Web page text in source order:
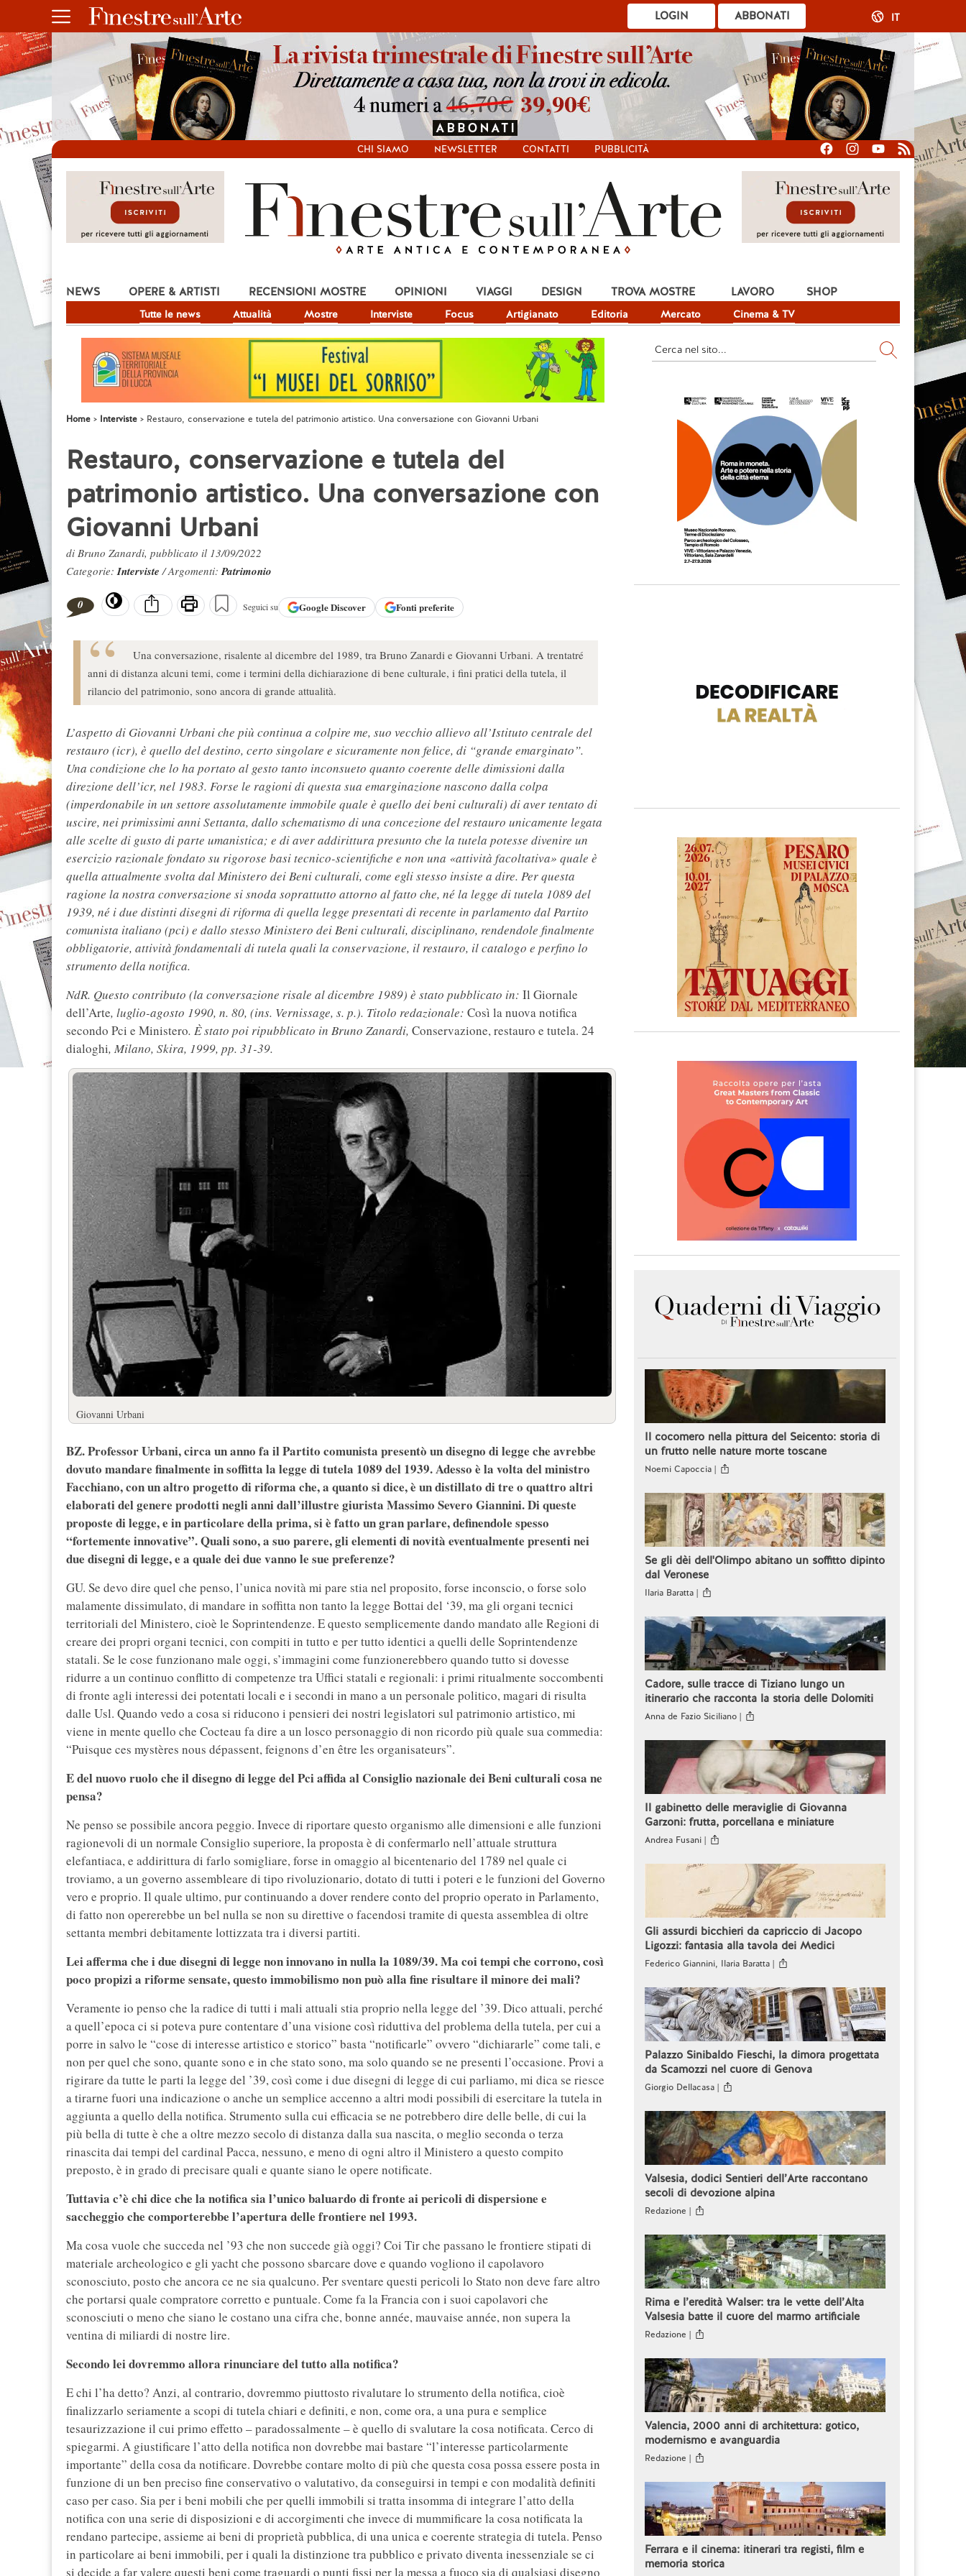
ABBONATI
LOGIN IT
CHI SIAMO NEWSLETTER CONTATTI PUBBLICITÀ
NEWS
Tutte le news Attualità Mostre Interviste Focus Artigianato Editoria Mercato Cinema & TV
OPERE & ARTISTI RECENSIONI MOSTRE OPINIONI VIAGGI DESIGN TROVA MOSTRE LAVORO SHOP
Home Interviste Restauro, conservazione e tutela del patrimonio artistico. Una conversazione con Giovanni Urbani
Restauro, conservazione e tutela del
patrimonio artistico. Una conversazione con
Giovanni Urbani
di Bruno Zanardi, pubblicato il 13/09/2022
Categorie:Interviste/ Argomenti:Patrimonio
0 Seguici su GoogleDiscover Fonti preferite
Una conversazione, risalente al dicembre del 1989, tra Bruno Zanardi e Giovanni Urbani. A trentatré
anni di distanza alcuni temi, come i termini della dichiarazione di bene culturale, i fini pratici della tutela, il
rilancio del patrimonio, sono ancora di grande attualità.
L’aspetto di Giovanni Urbani che più continua a colpire me, suo vecchio allievo all’Istituto centrale del
restauro (icr), è quello del destino, certo singolare e sicuramente non felice, di “grande emarginato”.
Una condizione che lo ha portato al gesto tanto inconsueto quanto coerente delle dimissioni dalla
direzione dell’icr, nel 1983. Forse le ragioni di questa sua emarginazione nascono dalla colpa
(imperdonabile in un settore assolutamente immobile quale è quello dei beni culturali) di aver tentato di
uscire, nei primissimi anni Settanta, dallo schematismo di una concezione del restauro unicamente legata
alle scelte di gusto di parte umanistica; e di aver addirittura presunto che la tutela potesse divenire un
esercizio razionale fondato su rigorose basi tecnico-scientifiche e non una «attività facoltativa» quale è
quella attualmente svolta dal Ministero dei Beni culturali, come egli stesso insiste a dire. Per questa
ragione la nostra conversazione si snoda soprattutto attorno al fatto che, né la legge di tutela 1089 del
1939, né i due distinti disegni di riforma di quella legge presentati di recente in parlamento dal Partito
comunista italiano (pci) e dallo stesso Ministero dei Beni culturali, disciplinano, rendendole finalmente
obbligatorie, attività fondamentali di tutela quali la conservazione, il restauro, il catalogo e perfino lo
strumento della notifica.
NdR. Questo contributo (la conversazione risale al dicembre 1989) è stato pubblicato in: Il Giornale
dell’Arte, luglio-agosto 1990, n. 80, (ins. Vernissage, s. p.). Titolo redazionale: Così la nuova notifica
secondo Pci e Ministero. È stato poi ripubblicato in Bruno Zanardi, Conservazione, restauro e tutela. 24
dialoghi, Milano, Skira, 1999, pp. 31-39.
Giovanni Urbani
BZ. Professor Urbani, circa un anno fa il Partito comunista presentò un disegno di legge che avrebbe
dovuto mandare finalmente in soffitta la legge di tutela 1089 del 1939. Adesso è la volta del ministro
Facchiano, con un altro progetto di riforma che, a quanto si dice, è un distillato di tre o quattro altri
elaborati del genere prodotti negli anni dall’illustre giurista Massimo Severo Giannini. Di queste
proposte di legge, e in particolare della prima, si è fatto un gran parlare, definendole spesso
“fortemente innovative”. Quali sono, a suo parere, gli elementi di novità eventualmente presenti nei
due disegni di legge, e a quale dei due vanno le sue preferenze?
GU. Se devo dire quel che penso, l’unica novità mi pare stia nel proposito, forse inconscio, o forse solo
malamente dissimulato, di mandare in soffitta non tanto la legge Bottai del ‘39, ma gli organi tecnici
territoriali del Ministero, cioè le Soprintendenze. E questo semplicemente dando mandato alle Regioni di
creare dei propri organi tecnici, con compiti in tutto e per tutto identici a quelli delle Soprintendenze
statali. Se le cose funzionano male oggi, s’immagini come funzionerebbero quando tutto si dovesse
ridurre a un continuo conflitto di competenze tra Uffici statali e regionali: i primi ritualmente soccombenti
di fronte agli interessi dei potentati locali e i secondi in mano a un personale politico, magari di risulta
dalle Usl. Quando vedo a cosa si riducono i pensieri dei nostri legislatori sul patrimonio artistico, mi
viene in mente quello che Cocteau fa dire a un losco personaggio di non ricordo più quale sua commedia:
“Puisque ces mystères nous dépassent, feignons d’en être les organisateurs”.
E del nuovo ruolo che il disegno di legge del Pci affida al Consiglio nazionale dei Beni culturali cosa ne
pensa?
Ne penso se possibile ancora peggio. Invece di riportare questo organismo alle dimensioni e alle funzioni
ragionevoli di un normale Consiglio superiore, la proposta è di confermarlo nell’attuale struttura
elefantiaca, e addirittura di farlo somigliare, forse in omaggio al bicentenario del 1789 nel quale ci
troviamo, a un governo assembleare di tipo rivoluzionario, dotato di tutti i poteri e le funzioni del Governo
vero e proprio. Il quale ultimo, pur continuando a dover rendere conto del proprio operato in Parlamento,
di fatto non opererebbe un bel nulla se non su direttive o facendosi tramite di questa assemblea di oltre
settanta membri debitamente lottizzata tra i diversi partiti.
Lei afferma che i due disegni di legge non innovano in nulla la 1089/39. Ma coi tempi che corrono, così
poco propizi a riforme sensate, questo immobilismo non può alla fine risultare il minore dei mali?
Veramente io penso che la radice di tutti i mali attuali stia proprio nella legge del ’39. Dico attuali, perché
a quell’epoca ci si poteva pure contentare d’una visione così riduttiva del problema della tutela, per cui a
porre in salvo le “cose di interesse artistico e storico” basta “notificarle” ovvero “dichiararle” come tali, e
non per quel che sono, quante sono e in che stato sono, ma solo quando se ne presenti l’occasione. Provi a
rigirare da tutte le parti la legge del ’39, così come i due disegni di legge di cui parliamo, mi dica se riesce
a tirarne fuori una indicazione o anche un semplice accenno a altri modi possibili di esercitare la tutela in
aggiunta a quello della notifica. Strumento sulla cui efficacia se ne potrebbero dire delle belle, di cui la
più bella di tutte è che a oltre mezzo secolo di distanza dalla sua nascita, o meglio seconda o terza
rinascita dai tempi del cardinal Pacca, nessuno, e meno di ogni altro il Ministero a questo compito
preposto, è in grado di precisare quali e quante siano le opere notificate.
Tuttavia c’è chi dice che la notifica sia l’unico baluardo di fronte ai pericoli di dispersione e
saccheggio che comporterebbe l’apertura delle frontiere nel 1993.
Ma cosa vuole che succeda nel ’93 che non succede già oggi? Coi Tir che passano le frontiere stipati di
materiale archeologico e gli yacht che possono sbarcare dove e quando vogliono il capolavoro
sconosciuto, posto che ancora ce ne sia qualcuno. Per sventare questi pericoli lo Stato non deve fare altro
che portarsi quale compratore corretto e puntuale. Come fa la Francia con i suoi capolavori che
sconosciuti o meno che siano le costano una cifra che, bonne année, mauvaise année, non supera la
ventina di miliardi di nostre lire.
Secondo lei dovremmo allora rinunciare del tutto alla notifica?
E chi l’ha detto? Anzi, al contrario, dovremmo piuttosto rivalutare lo strumento della notifica, cioè
finalizzarlo seriamente a scopi di tutela chiari e definiti, e non, come ora, a una pura e semplice
tesaurizzazione il cui primo effetto – paradossalmente – è quello di svalutare la cosa notificata. Cerco di
spiegarmi. A giustificare l’atto della notifica non dovrebbe mai bastare “l’interesse particolarmente
importante” della cosa da notificare. Dovrebbe contare molto di più che questa cosa possa essere posta in
funzione di un ben preciso fine conservativo o valutativo, da conseguirsi in tempi e con modalità definiti
caso per caso. Sia per i beni mobili che per quelli immobili si tratta insomma di integrare l’atto della
notifica con una serie di disposizioni e di accorgimenti che invece di mummificare la cosa notificata la
rendano partecipe, assieme ai beni di proprietà pubblica, di una unica e coerente strategia di tutela. Penso
in particolare ai beni immobili, per i quali la distinzione tra pubblico e privato diventa inessenziale se ci
si decide a far valere questi beni come traguardi o punti fissi per la messa a fuoco sia di qualsiasi disegno
Il cocomero nella pittura del Seicento: storia di
un frutto nelle nature morte toscane
Noemi Capoccia |
Se gli dèi dell'Olimpo abitano un soffitto dipinto
dal Veronese
Ilaria Baratta |
Cadore, sulle tracce di Tiziano lungo un
itinerario che racconta la storia delle Dolomiti
Anna de Fazio Siciliano |
Il gabinetto delle meraviglie di Giovanna
Garzoni: frutta, porcellana e miniature
Andrea Fusani |
Gli assurdi bicchieri da capriccio di Jacopo
Ligozzi: fantasia alla tavola dei Medici
Federico Giannini, Ilaria Baratta |
Palazzo Sinibaldo Fieschi, la dimora progettata
da Scamozzi nel cuore di Genova
Giorgio Dellacasa |
Valsesia, dodici Sentieri dell’Arte raccontano
secoli di devozione alpina
Redazione |
Rima e l’eredità Walser: tra le vette dell’Alta
Valsesia batte il cuore del marmo artificiale
Redazione |
Valencia, 2000 anni di architettura: gotico,
modernismo e avanguardia
Redazione |
Ferrara e il cinema: itinerari tra registi, film e
memoria storica